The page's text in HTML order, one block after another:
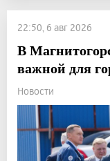
22:50, 6 авг 2026
В
важной для
Новости